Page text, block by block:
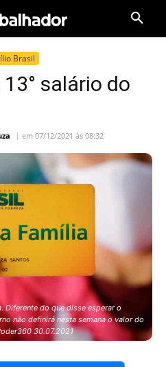
Brasil
salário do
em 07/12/2021 às 08:32
Diferente do que disse esperar o
não definirá nesta semana o valor do
30.07.2021